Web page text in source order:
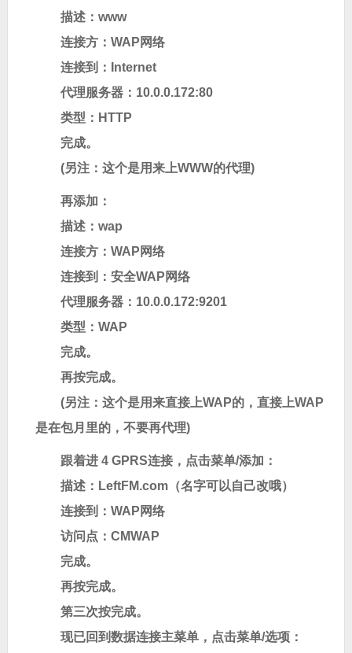
描述：www
连接方：WAP网络
连接到：Internet
代理服务器： 10.0.0.172:80
类型：HTTP
完成。
(另注：这个是用来上WWW的代理)
再添加：
描述：wap
连接方：WAP网络
连接到：安全WAP网络
代理服务器：10.0.0.172:9201
类型：WAP
完成。
再按完成。
(另注：这个是用来直接上WAP的，直接上WAP
是在包月里的，不要再代理)
跟着进 4 GPRS连接，点击菜单/添加：
描述：LeftFM.com（名字可以自己改哦）
连接到：WAP网络
访问点：CMWAP
完成。
再按完成。
第三次按完成。
现已回到数据连接主菜单，点击菜单/选项：